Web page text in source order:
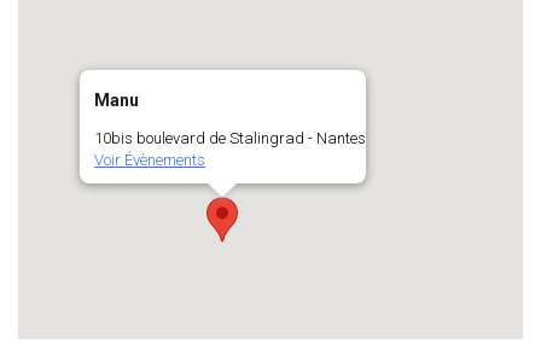
Manu
10bis boulevard de Stalingrad - Nantes
Voir Évènements